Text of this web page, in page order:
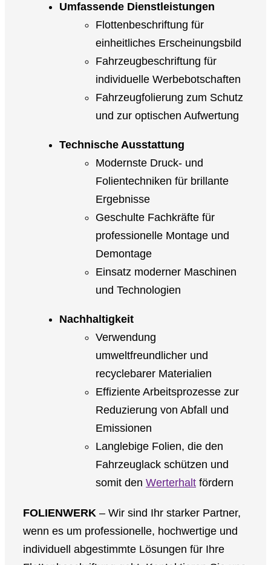
Umfassende Dienstleistungen
Flottenbeschriftung für
einheitliches Erscheinungsbild
Fahrzeugbeschriftung für
individuelle Werbebotschaften
Fahrzeugfolierung zum Schutz
und zur optischen Aufwertung
Technische Ausstattung
Modernste Druck- und
Folientechniken für brillante
Ergebnisse
Geschulte Fachkräfte für
professionelle Montage und
Demontage
Einsatz moderner Maschinen
und Technologien
Nachhaltigkeit
Verwendung
umweltfreundlicher und
recyclebarer Materialien
Effiziente Arbeitsprozesse zur
Reduzierung von Abfall und
Emissionen
Langlebige Folien, die den
Fahrzeuglack schützen und
somit den Werterhalt fördern
FOLIENWERK – Wir sind Ihr starker Partner,
wenn es um professionelle, hochwertige und
individuell abgestimmte Lösungen für Ihre